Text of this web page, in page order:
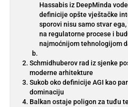
Hassabis iz DeepMinda
definicije opšte vještačke
sporovi nisu samo stvar
na regulatorne procese i
najmoćnijom tehnologijom
Schmidhuberov rad iz sjenke
moderne arhitekture
Sukob oko definicije AGI kao
dominaciju
Balkan ostaje poligon za tuđu